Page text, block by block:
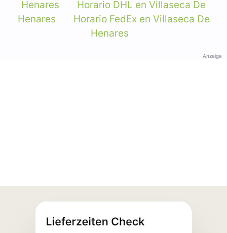
Henares
Horario DHL en Villaseca De
Henares
Horario FedEx en Villaseca De
Henares
Anzeige